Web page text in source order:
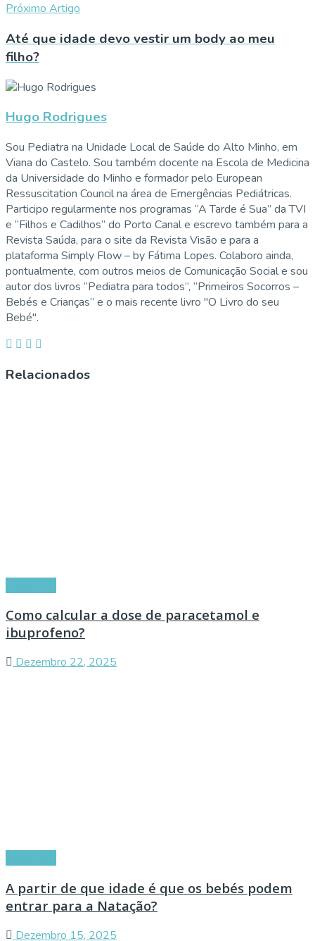
Próximo Artigo
Até que idade devo vestir um body ao meu
filho?
Hugo Rodrigues
Sou Pediatra na Unidade Local de Saúde do Alto Minho, em
Viana do Castelo. Sou também docente na Escola de Medicina
da Universidade do Minho e formador pelo European
Ressuscitation Council na área de Emergências Pediátricas.
Participo regularmente nos programas “A Tarde é Sua” da TVI
e “Filhos e Cadilhos” do Porto Canal e escrevo também para a
Revista Saúda, para o site da Revista Visão e para a
plataforma Simply Flow – by Fátima Lopes. Colaboro ainda,
pontualmente, com outros meios de Comunicação Social e sou
autor dos livros “Pediatra para todos”, “Primeiros Socorros –
Bebés e Crianças” e o mais recente livro "O Livro do seu
Bebé".
Relacionados
Como calcular a dose de paracetamol e
ibuprofeno?
Dezembro 22, 2025
A partir de que idade é que os bebés podem
entrar para a Natação?
Dezembro 15, 2025